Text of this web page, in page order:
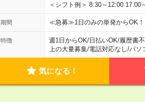
＜シフト例＞ 8:30～12:00 17:00
期間 ≪急募≫1日のみの単発からOK
特徴 週1日からOK/日払いOK/履歴書
上の大量募集/電話対応なし/パソ
気になる！